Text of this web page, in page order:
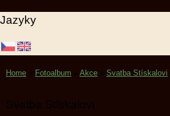
Jazyky
Home Fotoalbum Akce Svatba Stískalovi
Svatba Stískalovi